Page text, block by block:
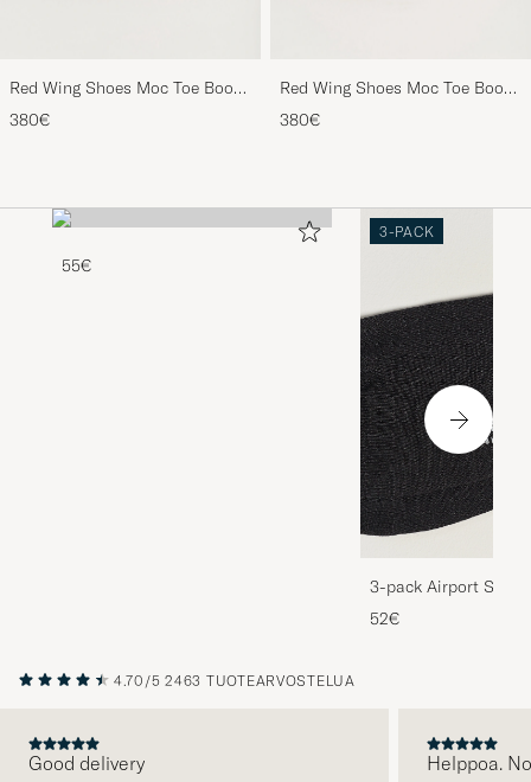
Red Wing Shoes Moc Toe Boot
Briar Oil Slick Leather
380€
Red Wing Shoes Moc Toe Boot
Oro Legacy Leather
380€
55€
3-PACK
3-pack Airport
Melange
52€
4.70/5 2463 TUOTEARVOSTELUA
Good delivery Helppoa.